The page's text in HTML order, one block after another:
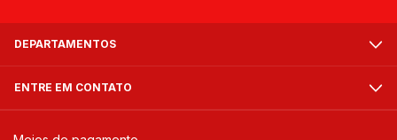
DEPARTAMENTOS
ENTRE EM CONTATO